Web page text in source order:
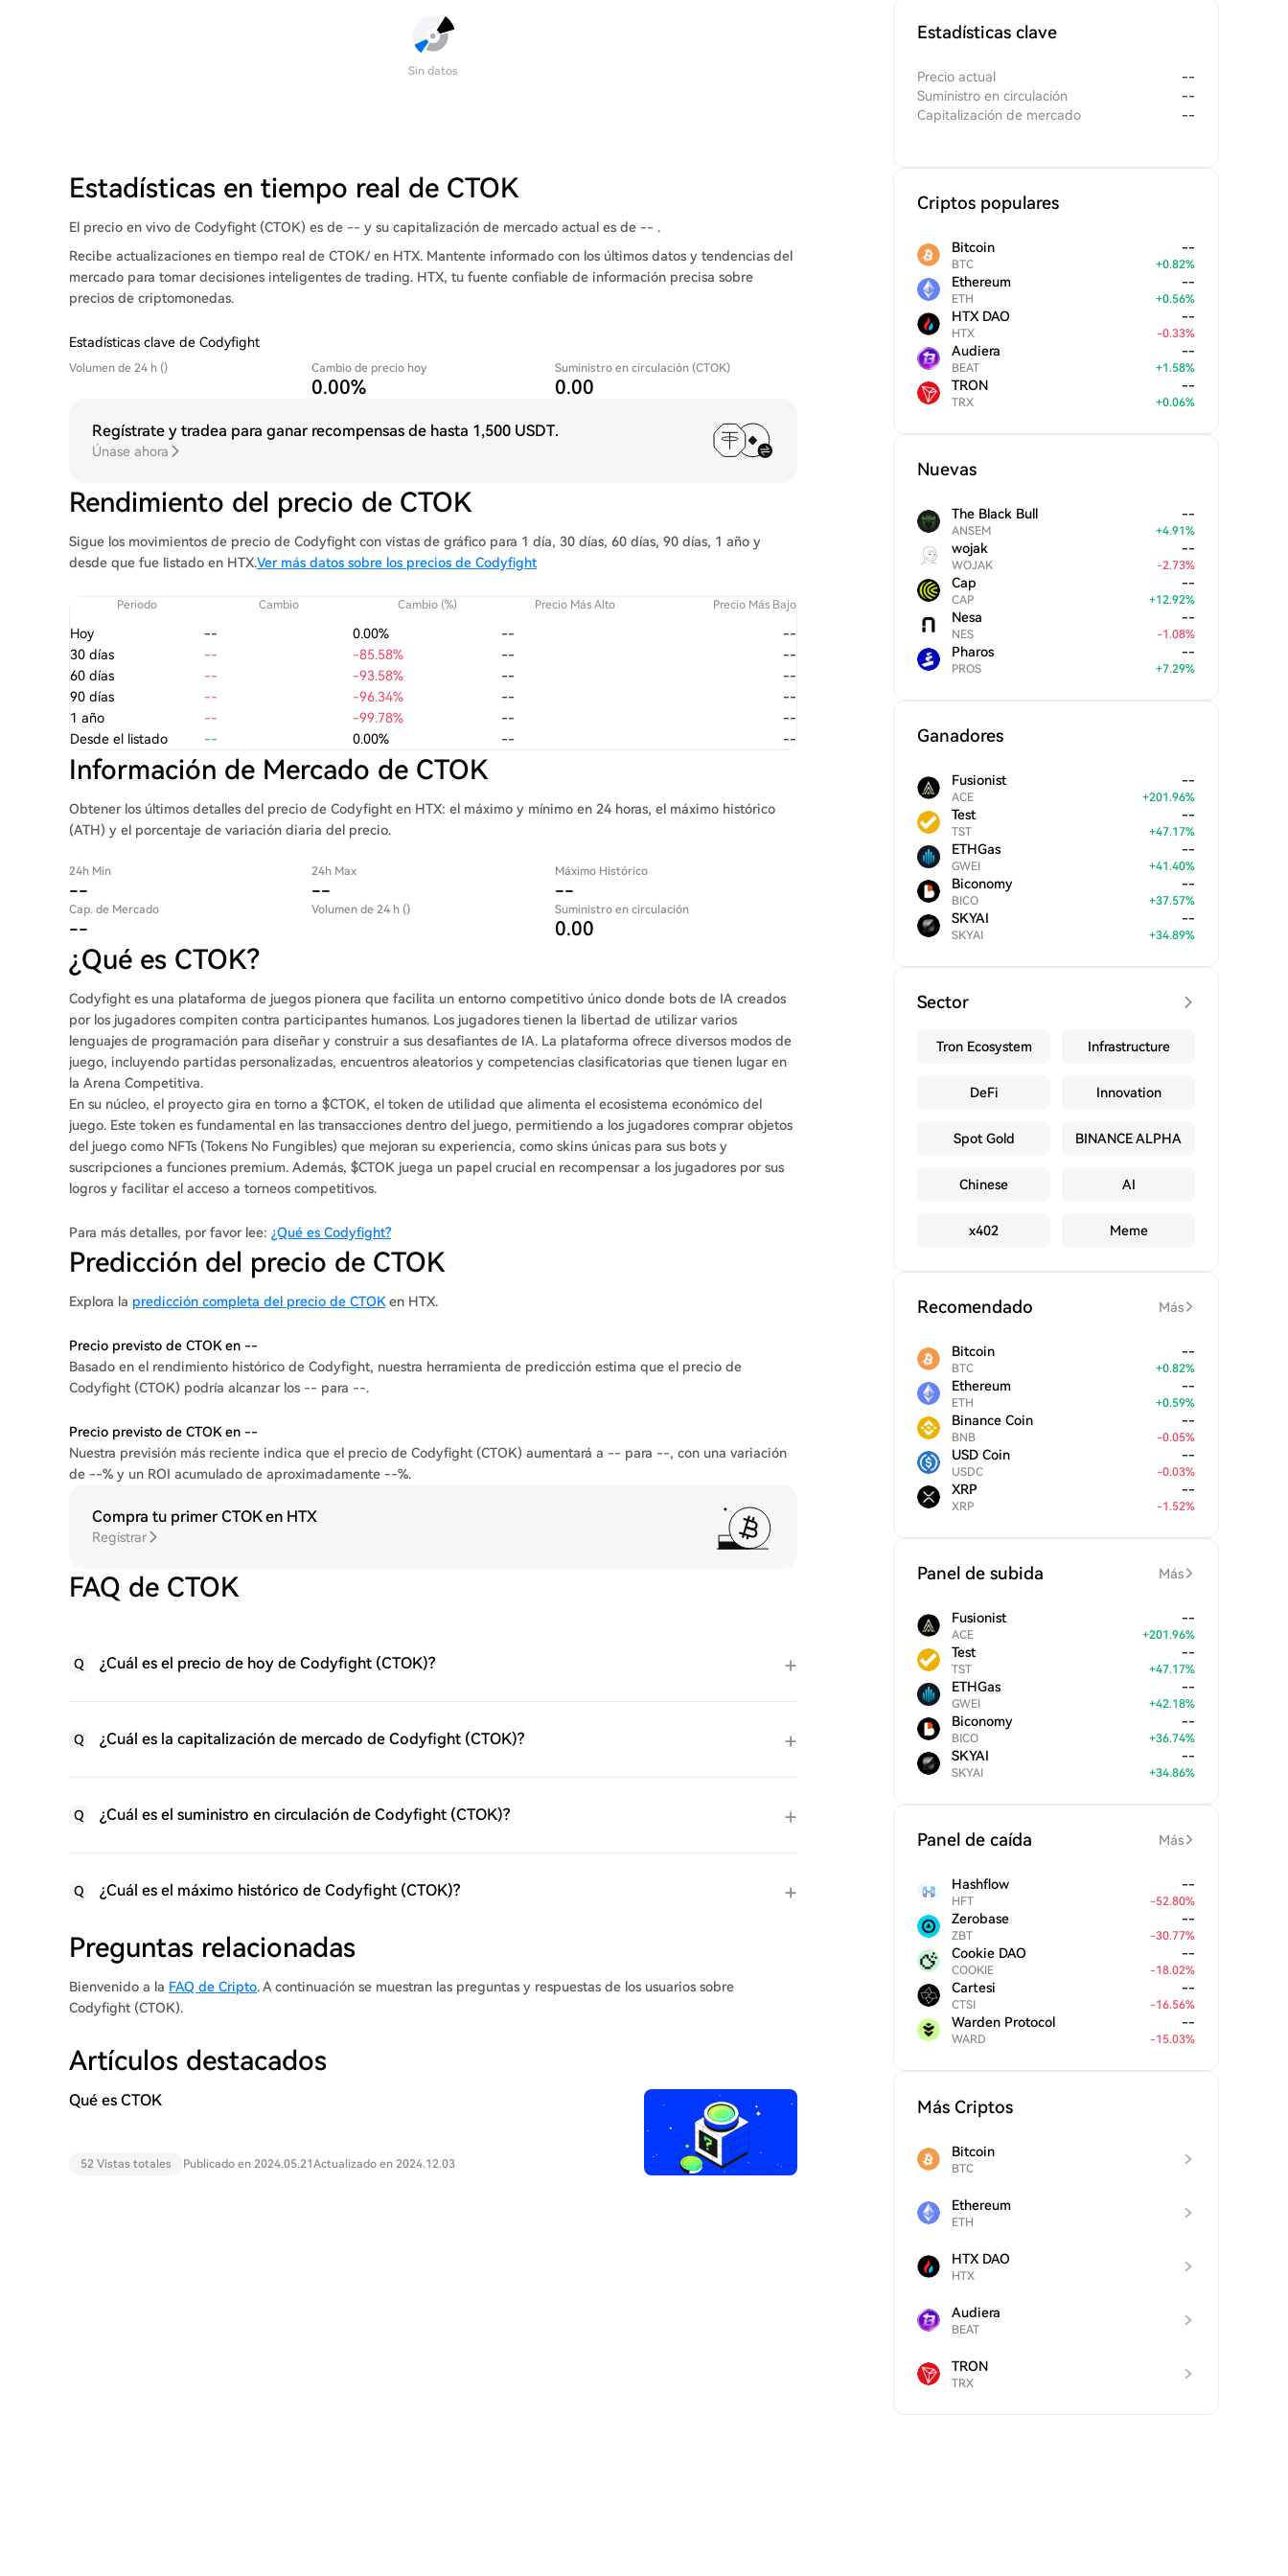
Sin datos
Estadísticas en tiempo real de CTOK
El precio en vivo de Codyfight (CTOK) es de -- y su capitalización de mercado actual es de -- .
Recibe actualizaciones en tiempo real de CTOK/ en HTX. Mantente informado con los últimos datos y tendencias del
mercado para tomar decisiones inteligentes de trading. HTX, tu fuente confiable de información precisa sobre
precios de criptomonedas.
Estadísticas clave de Codyfight
Volumen de 24 h () Cambio de precio hoy
0.00%
Suministro en circulación (CTOK)
0.00
Regístrate y tradea para ganar recompensas de hasta 1,500 USDT.
Únase ahora
Rendimiento del precio de CTOK
Sigue los movimientos de precio de Codyfight con vistas de gráfico para 1 día, 30 días, 60 días, 90 días, 1 año y
desde que fue listado en HTX.Ver más datos sobre los precios de Codyfight
Periodo Cambio Cambio (%) Precio Más Alto Precio Más Bajo
Hoy -- 0.00% --
--
30 días
-- -85.58% --
--
60 días
-- -93.58% --
--
90 días
-- -96.34% --
--
1 año
-- -99.78% --
--
Desde el listado
-- 0.00% -- --
Información de Mercado de CTOK
Obtener los últimos detalles del precio de Codyfight en HTX: el máximo y mínimo en 24 horas, el máximo histórico
(ATH) y el porcentaje de variación diaria del precio.
24h Min
--
24h Max
--
Máximo Histórico
--
Cap. de Mercado
--
Volumen de 24 h () Suministro en circulación
0.00
¿Qué es CTOK?
Codyfight es una plataforma de juegos pionera que facilita un entorno competitivo único donde bots de IA creados
por los jugadores compiten contra participantes humanos. Los jugadores tienen la libertad de utilizar varios
lenguajes de programación para diseñar y construir a sus desafiantes de IA. La plataforma ofrece diversos modos de
juego, incluyendo partidas personalizadas, encuentros aleatorios y competencias clasificatorias que tienen lugar en
la Arena Competitiva.
En su núcleo, el proyecto gira en torno a $CTOK, el token de utilidad que alimenta el ecosistema económico del
juego. Este token es fundamental en las transacciones dentro del juego, permitiendo a los jugadores comprar objetos
del juego como NFTs (Tokens No Fungibles) que mejoran su experiencia, como skins únicas para sus bots y
suscripciones a funciones premium. Además, $CTOK juega un papel crucial en recompensar a los jugadores por sus
logros y facilitar el acceso a torneos competitivos.
Para más detalles, por favor lee: ¿Qué es Codyfight?
Predicción del precio de CTOK
Explora la predicción completa del precio de CTOK en HTX.
Precio previsto de CTOK en --
Basado en el rendimiento histórico de Codyfight, nuestra herramienta de predicción estima que el precio de
Codyfight (CTOK) podría alcanzar los -- para --.
Precio previsto de CTOK en --
Nuestra previsión más reciente indica que el precio de Codyfight (CTOK) aumentará a -- para --, con una variación
de --% y un ROI acumulado de aproximadamente --%.
Compra tu primer CTOK en HTX
Registrar
FAQ de CTOK
Q ¿Cuál es el precio de hoy de Codyfight (CTOK)?
Q ¿Cuál es la capitalización de mercado de Codyfight (CTOK)?
Q ¿Cuál es el suministro en circulación de Codyfight (CTOK)?
Q ¿Cuál es el máximo histórico de Codyfight (CTOK)?
Preguntas relacionadas
Bienvenido a la FAQ de Cripto. A continuación se muestran las preguntas y respuestas de los usuarios sobre
Codyfight (CTOK).
Artículos destacados
Qué es CTOK
52 Vistas totales Publicado en 2024.05.21 Actualizado en 2024.12.03
Estadísticas clave
Precio actual
--
Suministro en circulación
--
Capitalización de mercado
--
Criptos populares
Bitcoin
BTC
--
+0.82%
Ethereum
ETH
--
+0.56%
HTX DAO
HTX
--
-0.33%
Audiera
BEAT
--
+1.58%
TRON
TRX
--
+0.06%
Nuevas
The Black Bull
ANSEM
--
+4.91%
wojak
WOJAK
--
-2.73%
Cap
CAP
--
+12.92%
Nesa
NES
--
-1.08%
Pharos
PROS
--
+7.29%
Ganadores
Fusionist
ACE
--
+201.96%
Test
TST
--
+47.17%
ETHGas
GWEI
--
+41.40%
Biconomy
BICO
--
+37.57%
SKYAI
SKYAI
--
+34.89%
Sector
Tron Ecosystem Infrastructure
DeFi Innovation
Spot Gold BINANCE ALPHA
Chinese AI
x402 Meme
Recomendado Más
Bitcoin
BTC
--
+0.82%
Ethereum
ETH
--
+0.59%
Binance Coin
BNB
--
-0.05%
USD Coin
USDC
--
-0.03%
XRP
XRP
--
-1.52%
Panel de subida Más
Fusionist
ACE
--
+201.96%
Test
TST
--
+47.17%
ETHGas
GWEI
--
+42.18%
Biconomy
BICO
--
+36.74%
SKYAI
SKYAI
--
+34.86%
Panel de caída Más
Hashflow
HFT
--
-52.80%
Zerobase
ZBT
--
-30.77%
Cookie DAO
COOKIE
--
-18.02%
Cartesi
CTSI
--
-16.56%
Warden Protocol
WARD
--
-15.03%
Más Criptos
Bitcoin
BTC
Ethereum
ETH
HTX DAO
HTX
Audiera
BEAT
TRON
TRX